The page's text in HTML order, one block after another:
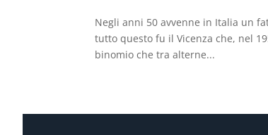
Negli anni 50 avvenne in Italia un
tutto questo fu il Vicenza che, nel
binomio che tra alterne...